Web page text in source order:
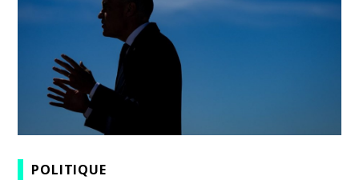
POLITIQUE